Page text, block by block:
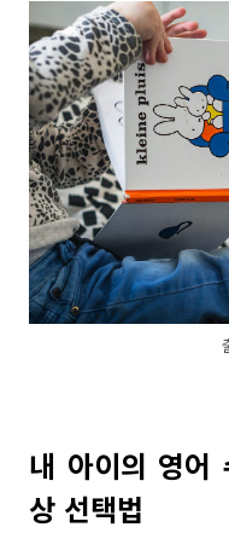
내 아이의 영어
상 선택법